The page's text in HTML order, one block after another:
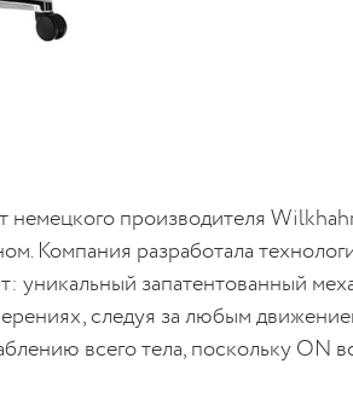
немецкого производителя
Компания разработала
уникальный запатентованный
следуя за любым
всего тела, поскольку ON